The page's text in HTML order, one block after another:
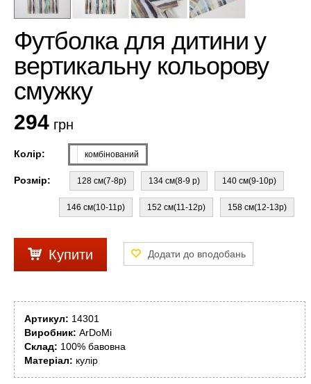
Футболка для дитини у
вертикальну кольорову
смужку
294 грн
Колір: комбінований
Розмір: 128 см(7-8р) 134 см(8-9 р) 140 см(9-10р)
146 см(10-11р) 152 см(11-12р) 158 см(12-13р)
Купити
Артикул: 14301
Виробник: ArDoMi
Склад: 100% бавовна
Матеріал: кулір